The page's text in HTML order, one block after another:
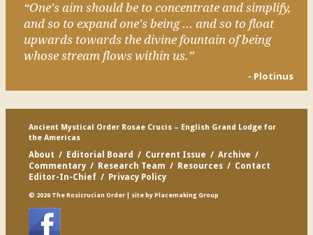
“One's aim should be to concentrate and simplify,
and so to expand one's being ... and so to float
upwards towards the divine fountain of being
whose stream flows within us.”
- Plotinus
Ancient Mystical Order Rosae Crucis – English Grand Lodge for
the Americas
About / Editorial Board / Current Issue / Archive /
Commentary/ Research Team / Resources/ Contact
Editor-In-Chief/ Privacy Policy
© 2026 The Rosicrucian Order| site by Placemaking Group